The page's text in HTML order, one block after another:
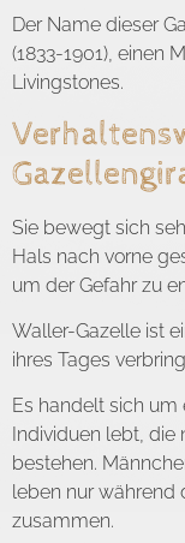
Der Name dieser
(1833-1901), einen
Livingstones.
Sie bewegt sich
Hals nach vorne
um der Gefahr zu
Waller-Gazelle ist
ihres Tages
Es handelt sich um
Individuen lebt, die
bestehen.
leben nur während
zusammen.